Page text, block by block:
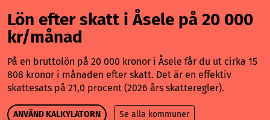
Lön efter skatt i Åsele på 20 000
kr/månad
På en bruttolön på 20 000 kronor i Åsele får du ut cirka 15
808 kronor i månaden efter skatt. Det är en effektiv
skattesats på 21,0 procent (2026 års skatteregler).
ANVÄND KALKYLATORN Se alla kommuner